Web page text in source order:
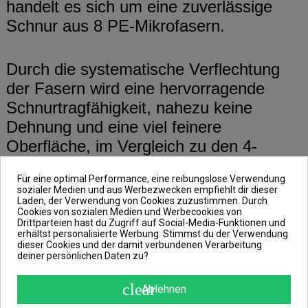
handelt es sich um eine zuverlässige
Schnur aus 8 PE-Mikrofasern.
Durch die systematische Verflechtung
der Fasern wird eine hervorragende
Schnurtragfähigkeit, nahezu keine
Dehnung und eine viel feinere
Oberfläche, im Vergleich zu den 4-
beinahe jeder Biss sofort vom Köder auf
die Angelrute übertragen, wodurch du
viel schneller reagieren kannst als mit
einer monofilen Schnur.
Außerdem ist die Line durch ihre glattere
Für eine optimal Performance, eine reibungslose Verwendung
sozialer Medien und aus Werbezwecken empfiehlt dir dieser
Laden, der Verwendung von Cookies zuzustimmen. Durch
Cookies von sozialen Medien und Werbecookies von
Drittparteien hast du Zugriff auf Social-Media-Funktionen und
erhältst personalisierte Werbung. Stimmst du der Verwendung
dieser Cookies und der damit verbundenen Verarbeitung
deiner persönlichen Daten zu?
clearAblehnen